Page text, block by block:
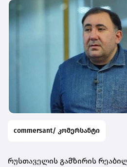
commersant/ კომერსანტი
რუსთაველის გამზირის